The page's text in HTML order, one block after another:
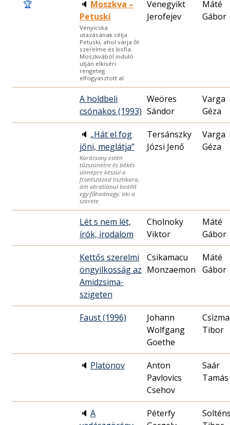
🏆 🔈 Moszkva –
Petuski
Venyicska
utazásának célja
Petuski, ahol várja őt
szerelme és kisfia.
Moszkvából induló
utján elkiséri
rengeteg
elfogyasztott al
Venegyikt
Jerofejev
Máté
Gábor
A holdbeli
csónakos (1993)
Weöres
Sándor
Varga
Géza
🔈 „Hát el fog
jőni, meglátja”
Karácsony estén
tűzszünetre és békés
ünnepre készül a
frontszázad tisztikara,
ám váratlanul beállít
egy főhadnagy, aki a
szerete
Tersánszky
Józsi Jenő
Varga
Géza
Lét s nem lét,
írók, irodalom
Cholnoky
Viktor
Máté
Gábor
Kettős szerelmi
öngyilkosság az
Amidzsima-
szigeten
Csikamacu
Monzaemon
Máté
Gábor
Faust (1996)
Johann
Wolfgang
Goethe
Tibor
🔈 Platonov
Anton
Pavlovics
Csehov
Saár
Tamás
🔈 A
Péterfy